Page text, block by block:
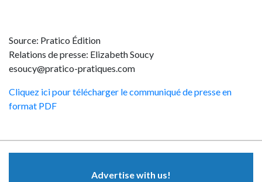
Source: Pratico Édition
Relations de presse: Elizabeth Soucy
esoucy@pratico-pratiques.com
Cliquez ici pour télécharger le communiqué de presse en
format PDF
Advertise with us!